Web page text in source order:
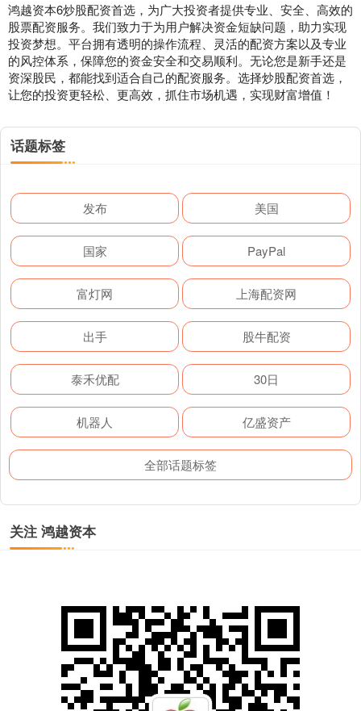
鸿越资本6炒股配资首选，为广大投资者提供专业、安全、高效的
股票配资服务。我们致力于为用户解决资金短缺问题，助力实现
投资梦想。平台拥有透明的操作流程、灵活的配资方案以及专业
的风控体系，保障您的资金安全和交易顺利。无论您是新手还是
资深股民，都能找到适合自己的配资服务。选择炒股配资首选，
让您的投资更轻松、更高效，抓住市场机遇，实现财富增值！
话题标签
发布 美国
国家 PayPal
富灯网 上海配资网
出手 股牛配资
泰禾优配 30日
机器人 亿盛资产
全部话题标签
关注 鸿越资本